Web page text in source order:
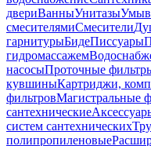
двериВанныУнитазы
смесителямиСмесители
гарнитурыБидеПиссуары
гидромассажем
насосыПроточные
кувшиныКартриджи,
фильтровМагистральные
сантехнические
систем сантехнических
полипропиленовые